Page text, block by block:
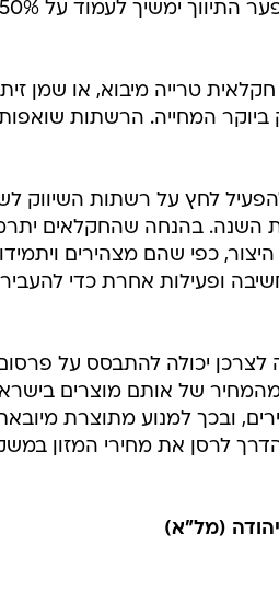
על פער תיווך סביר של 15%-20% מעל מחיר החקלאים, או שפער התיווך ימשיך לעמוד על 50%
טרייה מיבוא, או שמן זית
המחייה. הרשתות
לחץ על רשתות השיווק
השנה. בהנחה שהחקלאים
ברווח של 10% בלבד מעלות היצור, כפי שהם מצהירים ויתמידו
ופעילות אחרת כדי
יכולה להתבסס על
של אותם מוצרים
ובכך למנוע מתוצרת
לרסן את מחירי המזון
(מל"א)